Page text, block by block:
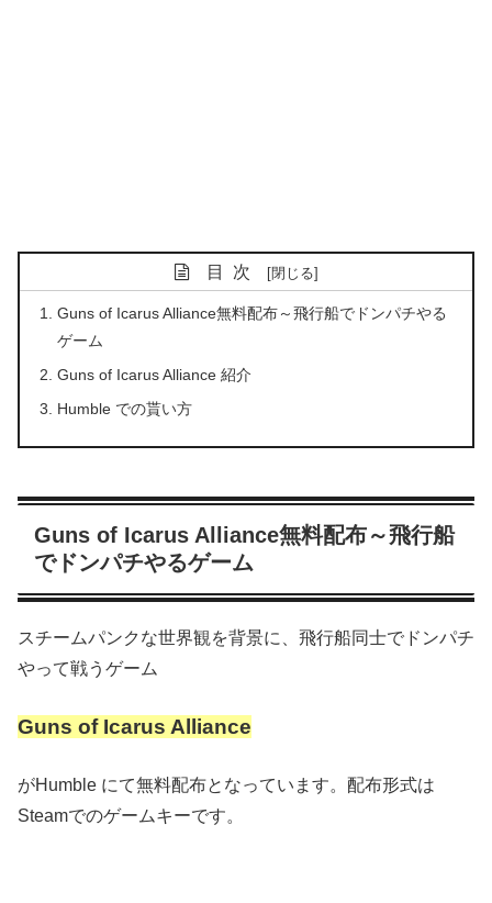
目次
Guns of Icarus Alliance無料配布～飛行船でドンパチやる
ゲーム
Guns of Icarus Alliance 紹介
Humble での貰い方
Guns of Icarus Alliance無料配布～飛行船
でドンパチやるゲーム
スチームパンクな世界観を背景に、飛行船同士でドンパチ
やって戦うゲーム
Guns of Icarus Alliance
がHumble にて無料配布となっています。配布形式は
Steamでのゲームキーです。